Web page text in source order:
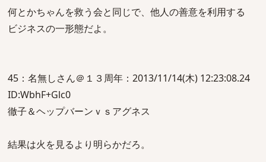
何とかちゃんを救う会と同じで、他人の善意を利用する
ビジネスの一形態だよ。
45：名無しさん＠１３周年：2013/11/14(木) 12:23:08.24
ID:WbhF+Glc0
徹子＆ヘップバーンｖｓアグネス
結果は火を見るより明らかだろ。